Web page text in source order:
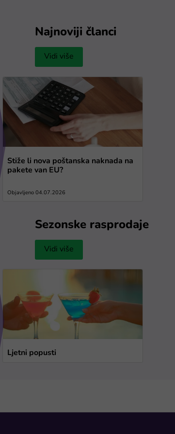
Najnoviji članci
Vidi više
Stiže li nova poštanska naknada na
pakete van EU?
Objavljeno 04.07.2026
Sezonske rasprodaje
Vidi više
Ljetni popusti